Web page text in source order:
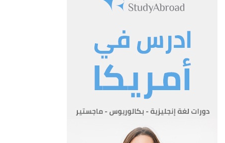
أ- يكون الاشتراك في الصندوق الزامياً طيلة مدة الخدمة الفعلية
خدمته او بترفيعه لرتبة ضابط.
ب-يقتطع من راتب المشترك بدل اشتراك شهري مقداره خمسة
دنانير ولهذه الغاية يعتبر جزء الشهر شهراً كاملاً.
أ- يتولى ادارة الصندوق والاشراف على شؤونه لجنة تسمى ( لجنة
ويرأسها الضابط الاعلى رتبة من بينهم